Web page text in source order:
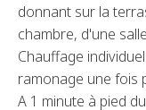
donnant sur la
chambre, d'une
Chauffage
ramonage une fois
A 1 minute à pied